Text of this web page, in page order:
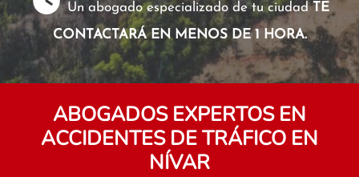
Un abogado especializado de tu ciudadTE
CONTACTARÁ EN MENOS DE 1 HORA.
ABOGADOS EXPERTOS EN
ACCIDENTES DE TRÁFICO EN
NÍVAR